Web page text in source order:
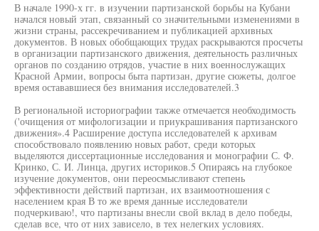
В начале 1990-х гг. в изучении партизанской борьбы на Кубани
начался новый этап, связанный со значительными изменениями в
жизни страны, рассекречиванием и публикацией архивных
документов. В новых обобщающих трудах раскрываются просчеты
в организации партизанского движения, деятельность различных
органов по созданию отрядов, участие в них военнослужащих
Красной Армии, вопросы быта партизан, другие сюжеты, долгое
время остававшиеся без внимания исследователей.3
В региональной историографии также отмечается необходимость
('очищения от мифологизации и приукрашивания партизанского
движения».4 Расширение доступа исследователей к архивам
способствовало появлению новых работ, среди которых
выделяются диссертационные исследования и монографии С. Ф.
Кринко, С. И. Линца, других историков.5 Опираясь на глубокое
изучение документов, они переосмысливают степень
эффективности действий партизан, их взаимоотношения с
населением края В то же время данные исследователи
подчеркиваю!, что партизаны внесли свой вклад в дело победы,
сделав все, что от них зависело, в тех нелегких условиях.